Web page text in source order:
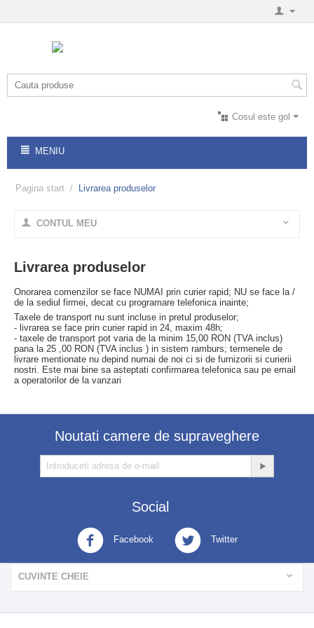
Cosul este gol
MENIU
Pagina start / Livrarea produselor
CONTUL MEU
Livrarea produselor
Onorarea comenzilor se face NUMAI prin curier rapid; NU se face la /
de la sediul firmei, decat cu programare telefonica inainte;
Taxele de transport nu sunt incluse in pretul produselor;
- livrarea se face prin curier rapid in 24, maxim 48h;
- taxele de transport pot varia de la minim 15,00 RON (TVA inclus)
pana la 25 ,00 RON (TVA inclus ) in sistem ramburs; termenele de
livrare mentionate nu depind numai de noi ci si de furnizorii si curierii
nostri. Este mai bine sa asteptati confirmarea telefonica sau pe email
a operatorilor de la vanzari
Noutati camere de supraveghere
Social
Facebook Twitter
CUVINTE CHEIE